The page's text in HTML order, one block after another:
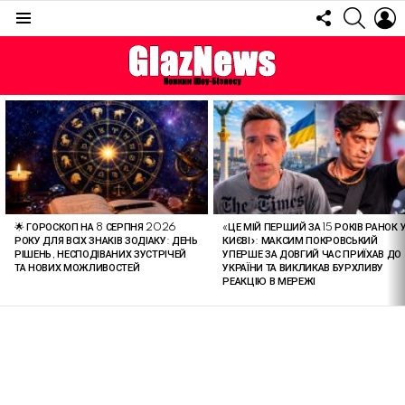
FOLLOW
US
ОСТАННІ
СТАТТІ
🌟 ГОРОСКОП НА 8 СЕРПНЯ 2026
РОКУ ДЛЯ ВСІХ ЗНАКІВ ЗОДІАКУ: ДЕНЬ
РІШЕНЬ, НЕСПОДІВАНИХ ЗУСТРІЧЕЙ
ТА НОВИХ МОЖЛИВОСТЕЙ
«ЦЕ МІЙ ПЕРШИЙ ЗА 15 РОКІВ РАНОК
КИЄВІ»: МАКСИМ ПОКРОВСЬКИЙ
УПЕРШЕ ЗА ДОВГИЙ ЧАС ПРИЇХАВ ДО
УКРАЇНИ ТА ВИКЛИКАВ БУРХЛИВУ
РЕАКЦІЮ В МЕРЕЖІ